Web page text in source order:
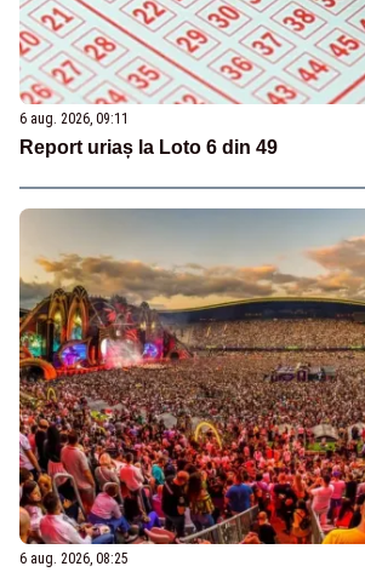
6 aug. 2026, 09:11
Report uriaș la Loto 6 din 49
6 aug. 2026, 08:25